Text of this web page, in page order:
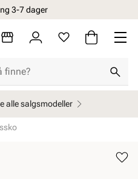
3-7 dager
alle salgsmodeller